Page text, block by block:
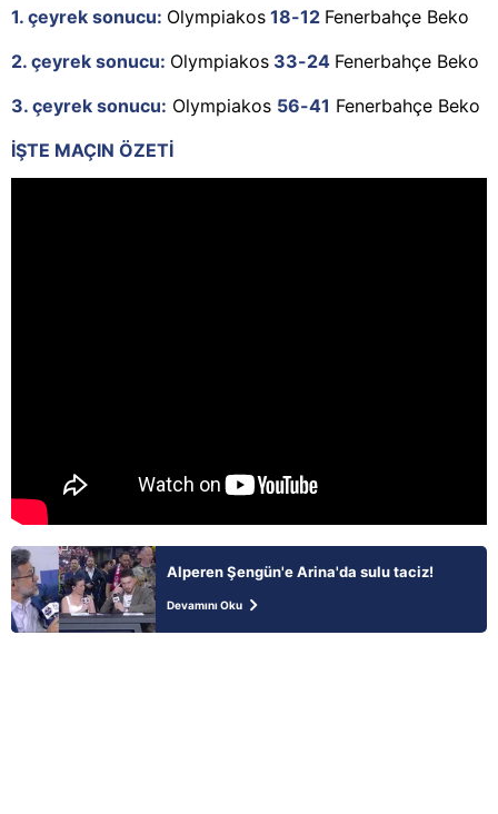
1. çeyrek sonucu: Olympiakos 18-12 Fenerbahçe Beko
2. çeyrek sonucu: Olympiakos 33-24 Fenerbahçe Beko
3. çeyrek sonucu: Olympiakos 56-41 Fenerbahçe Beko
İŞTE MAÇIN ÖZETİ
Alperen Şengün'e Arina'da sulu taciz!
Devamını Oku